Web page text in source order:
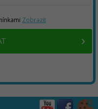
Zobrazit